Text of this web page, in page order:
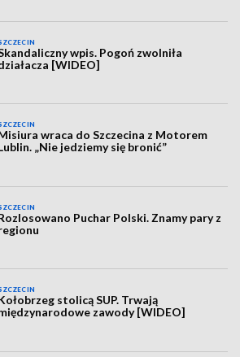
wpis. Pogoń zwolniła
[WIDEO]
wraca do Szczecina z Motorem
„Nie jedziemy się bronić”
Puchar Polski. Znamy pary z
stolicą SUP. Trwają
zawody [WIDEO]